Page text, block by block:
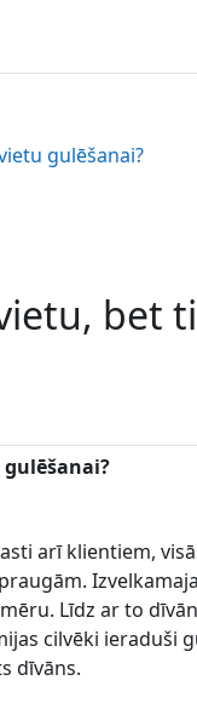
gulēšanai?
bet
arī klientiem,
Līdz ar to
cilvēki ieraduši
dīvāns.